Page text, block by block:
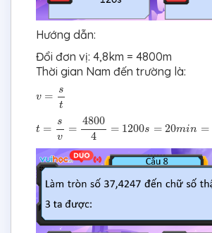
Hướng dẫn:
Đổi đơn vị: 4,8km = 4800m
Thời gian Nam đến trường là:
v =
s
t
t =
s
v
=
4800
4
= 1200s = 20min =
= 48004=1200